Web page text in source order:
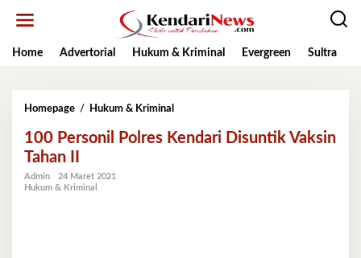
Home
Advertorial Hukum & Kriminal Evergreen Sultra
Homepage / Hukum & Kriminal
Polres
100 Personil Polres Kendari Disuntik Vaksin
Tahan II
Admin
24 Maret 2021
Hukum & Kriminal